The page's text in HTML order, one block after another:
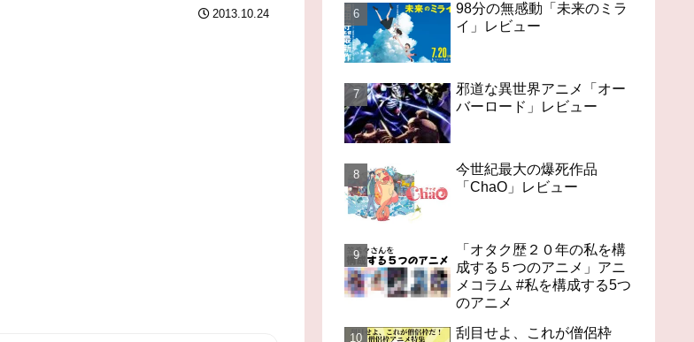
2013.10.24
98分の無感動「未来のミラ
イ」レビュー
邪道な異世界アニメ「オー
バーロード」レビュー
今世紀最大の爆死作品
「ChaO」レビュー
「オタク歴２０年の私を構
成する５つのアニメ」アニ
メコラム #私を構成する5つ
のアニメ
刮目せよ、これが僧侶枠